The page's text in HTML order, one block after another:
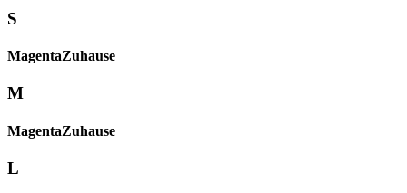
S
Magenta­Zuhause
M
Magenta­Zuhause
L